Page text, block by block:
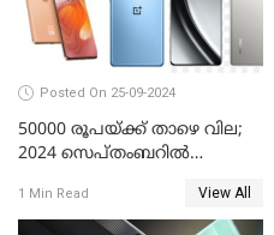
Posted On 25-09-2024
50000 രൂപയ്ക്ക് താഴെ വില;
2024 സെപ്തംബറിൽ
മൊബൈൽ ഫോണുകൾ
1 Min Read View All